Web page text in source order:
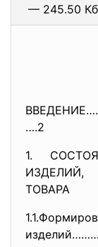
— 245.50
….2
1.
ТОВАРА